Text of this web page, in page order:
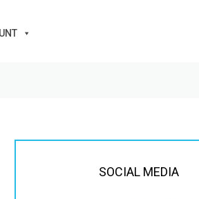
SOCIAL MEDIA